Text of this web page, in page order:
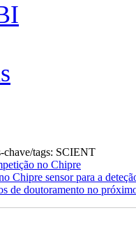
chave/tags: SCIENT
no Chipre
Chipre sensor para a
de doutoramento no